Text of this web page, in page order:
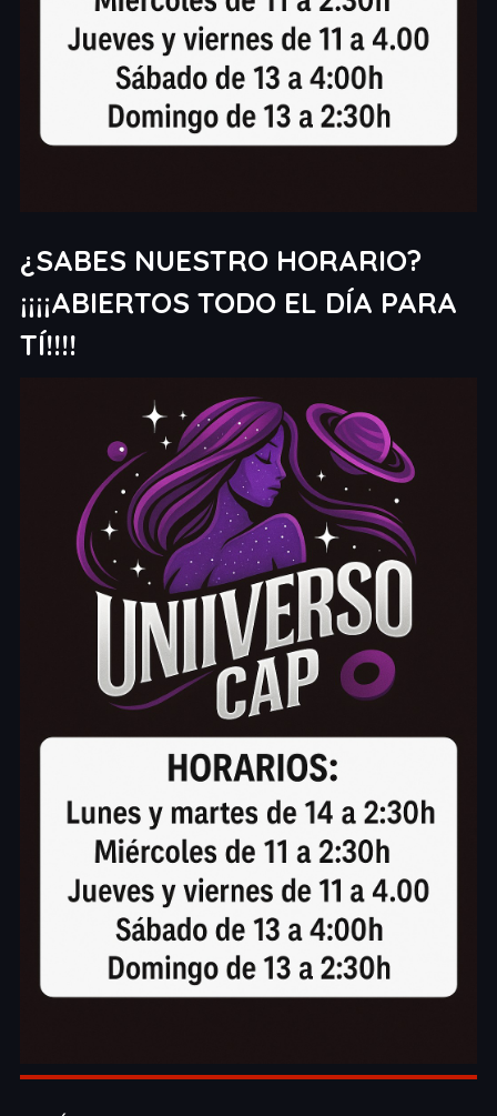
¿SABES NUESTRO HORARIO?
¡¡¡¡ABIERTOS TODO EL DÍA PARA
TÍ!!!!